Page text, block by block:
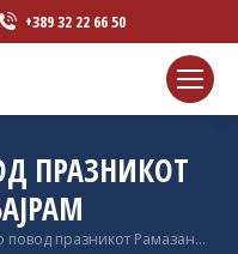
+389 32 22 66 50
ПРАЗНИКОТ
повод празникот Рамазан…